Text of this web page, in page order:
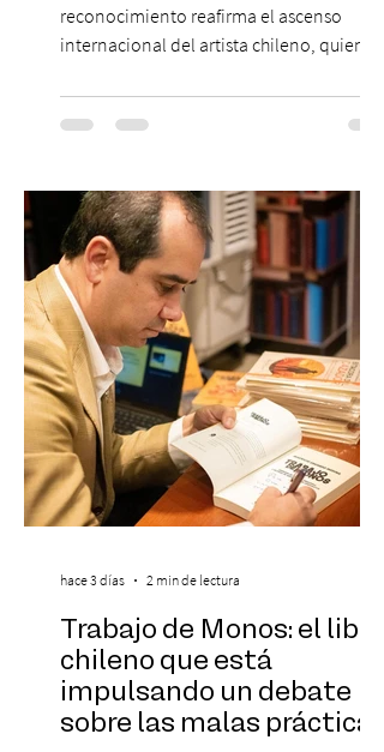
reconocimiento reafirma el ascenso
internacional del artista chileno, quien
en la escena global. MIAMI, FL (3 de agosto
de 2026) — FloyyMenor ha sido
Under 21 por tercer año consecutivo,
formando parte una vez más de la
selección anual de la publicación que
destaca a los artistas menores de 21 años
más influyentes de la industria musical.
Este reconocimiento reaf
Trabajo de Monos: el libro
chileno que está
impulsando un debate
sobre las malas prácticas
hace 3 días 2 min de lectura